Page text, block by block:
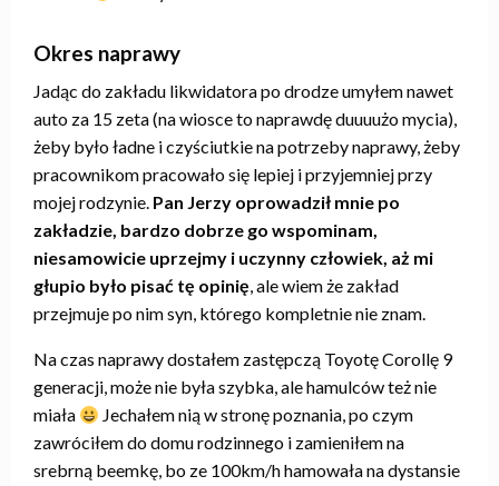
Okres naprawy
Jadąc do zakładu likwidatora po drodze umyłem nawet
auto za 15 zeta (na wiosce to naprawdę duuuużo mycia),
żeby było ładne i czyściutkie na potrzeby naprawy, żeby
pracownikom pracowało się lepiej i przyjemniej przy
mojej rodzynie. Pan Jerzy oprowadził mnie po
zakładzie, bardzo dobrze go wspominam,
niesamowicie uprzejmy i uczynny człowiek, aż mi
głupio było pisać tę opinię, ale wiem że zakład
przejmuje po nim syn, którego kompletnie nie znam.
Na czas naprawy dostałem zastępczą Toyotę Corollę 9
generacji, może nie była szybka, ale hamulców też nie
miała
Jechałem nią w stronę poznania, po czym
zawróciłem do domu rodzinnego i zamieniłem na
srebrną beemkę, bo ze 100km/h hamowała na dystansie